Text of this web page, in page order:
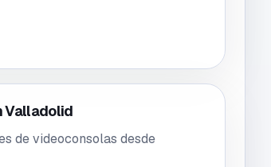
Valladolid
de videoconsolas desde